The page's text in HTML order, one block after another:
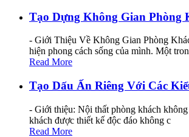
Tạo Dựng Không Gian
- Giới Thiệu Về Không Gian Phòng
hiện phong cách sống của mình. Một
Read More
Tạo Dấu Ấn Riêng Với Các
- Giới thiệu: Nội thất phòng khách
khách được thiết kế độc đáo không c
Read More